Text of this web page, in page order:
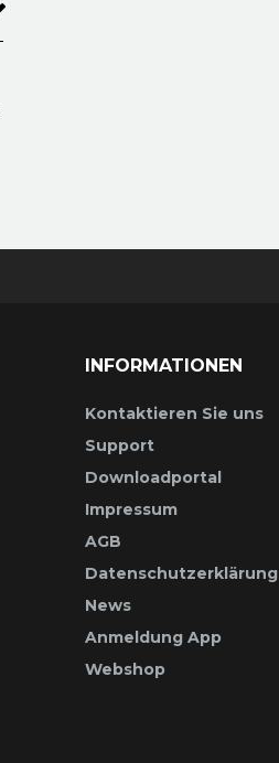
INFORMATIONEN
Kontaktieren Sie uns
Support
Downloadportal
Impressum
AGB
Datenschutzerklärung
News
Anmeldung App
Webshop